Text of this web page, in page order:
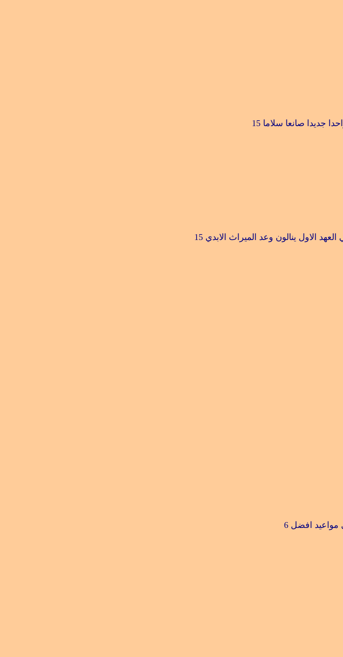
15 جديدا صانعا سلاما
15 الاول ينالون وعد الميراث الابدي
6 مواعيد افضل